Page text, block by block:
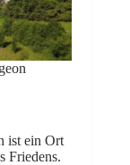
ist ein Ort
Friedens.